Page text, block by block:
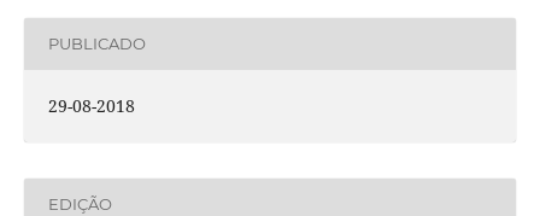
PUBLICADO
29-08-2018
EDIÇÃO